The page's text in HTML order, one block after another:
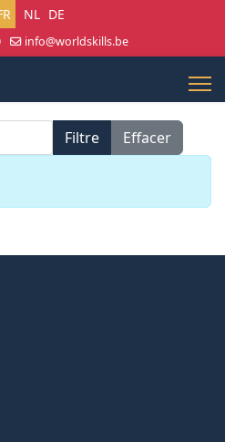
votre langue
NL DE
info@worldskills.be
Filtre
Effacer